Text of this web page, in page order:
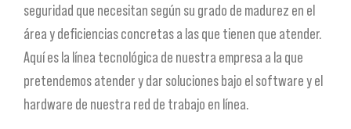
seguridad que necesitan según su grado de madurez en el
área y deficiencias concretas a las que tienen que atender.
Aquí es la línea tecnológica de nuestra empresa a la que
pretendemos atender y dar soluciones bajo el software y el
hardware de nuestra red de trabajo en línea.